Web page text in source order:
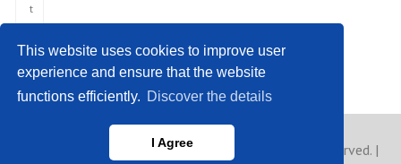
This website uses cookies to improve user
experience and ensure that the website
functions efficiently. Discover the details
I Agree
t
o
n
Copyright © 2023 France News Agency. All rights reserved. |